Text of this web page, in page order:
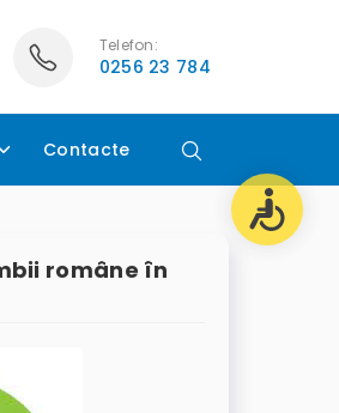
Telefon:
0256 23 784
Contacte
române în